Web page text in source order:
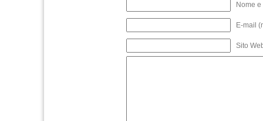
Nome
E-mail
Sito